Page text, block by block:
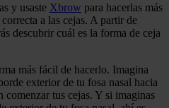
y usaste Xbrow para hacerlas más
a las cejas. A partir de
descubrir cuál es la forma de ceja
más fácil de hacerlo. Imagina
exterior de tu fosa nasal hacia
comenzar tus cejas. Y si imaginas